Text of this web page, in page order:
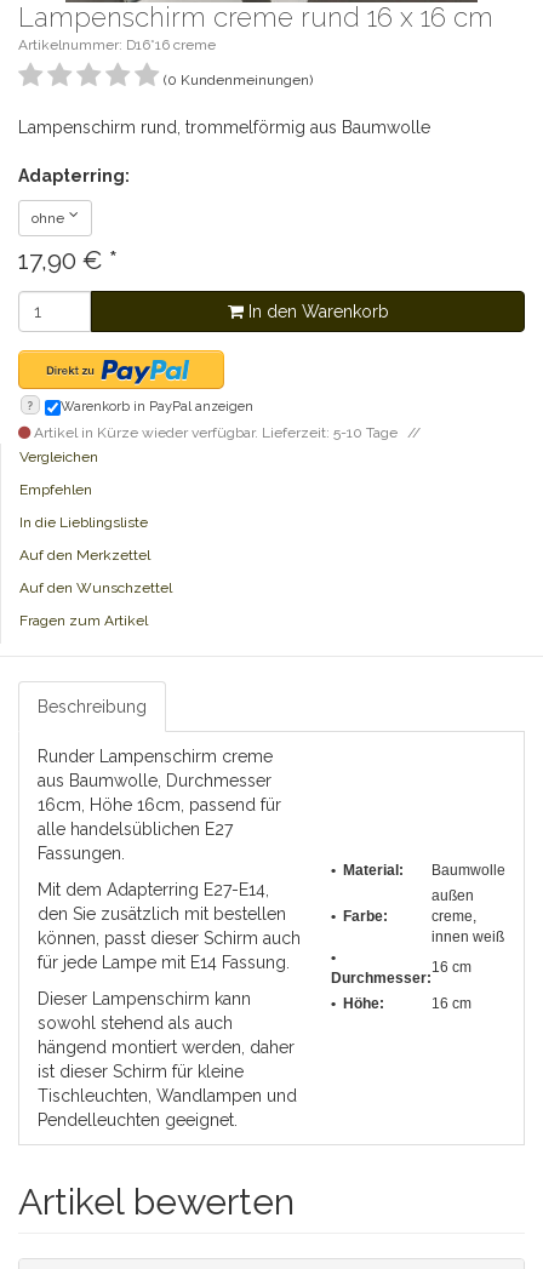
Lampenschirm creme rund 16 x 16 cm
Artikelnummer: D16*16 creme
(0 Kundenmeinungen)
Lampenschirm rund, trommelförmig aus Baumwolle
Adapterring:
ohne
17,90 € *
In den Warenkorb
? Warenkorb in PayPal anzeigen
Artikel in Kürze wieder verfügbar. Lieferzeit: 5-10 Tage
Vergleichen
Empfehlen
In die Lieblingsliste
Auf den Merkzettel
Auf den Wunschzettel
Fragen zum Artikel
Beschreibung
Runder Lampenschirm creme
aus Baumwolle, Durchmesser
16cm, Höhe 16cm, passend für
alle handelsüblichen E27
Fassungen.
Mit dem Adapterring E27-E14,
den Sie zusätzlich mit bestellen
können, passt dieser Schirm auch
für jede Lampe mit E14 Fassung.
Dieser Lampenschirm kann
sowohl stehend als auch
hängend montiert werden, daher
ist dieser Schirm für kleine
Tischleuchten, Wandlampen und
Pendelleuchten geeignet.
• Material: Baumwolle
• Farbe:
außen
creme,
innen weiß
•
Durchmesser:
16 cm
• Höhe: 16 cm
Artikel bewerten